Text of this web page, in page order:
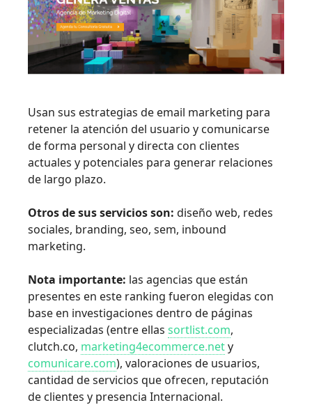
Usan sus estrategias de email marketing para
retener la atención del usuario y comunicarse
de forma personal y directa con clientes
actuales y potenciales para generar relaciones
de largo plazo.
Otros de sus servicios son: diseño web, redes
sociales, branding, seo, sem, inbound
marketing.
Nota importante: las agencias que están
presentes en este ranking fueron elegidas con
base en investigaciones dentro de páginas
especializadas (entre ellas sortlist.com,
clutch.co, marketing4ecommerce.nety
comunicare.com), valoraciones de usuarios,
cantidad de servicios que ofrecen, reputación
de clientes y presencia Internacional.